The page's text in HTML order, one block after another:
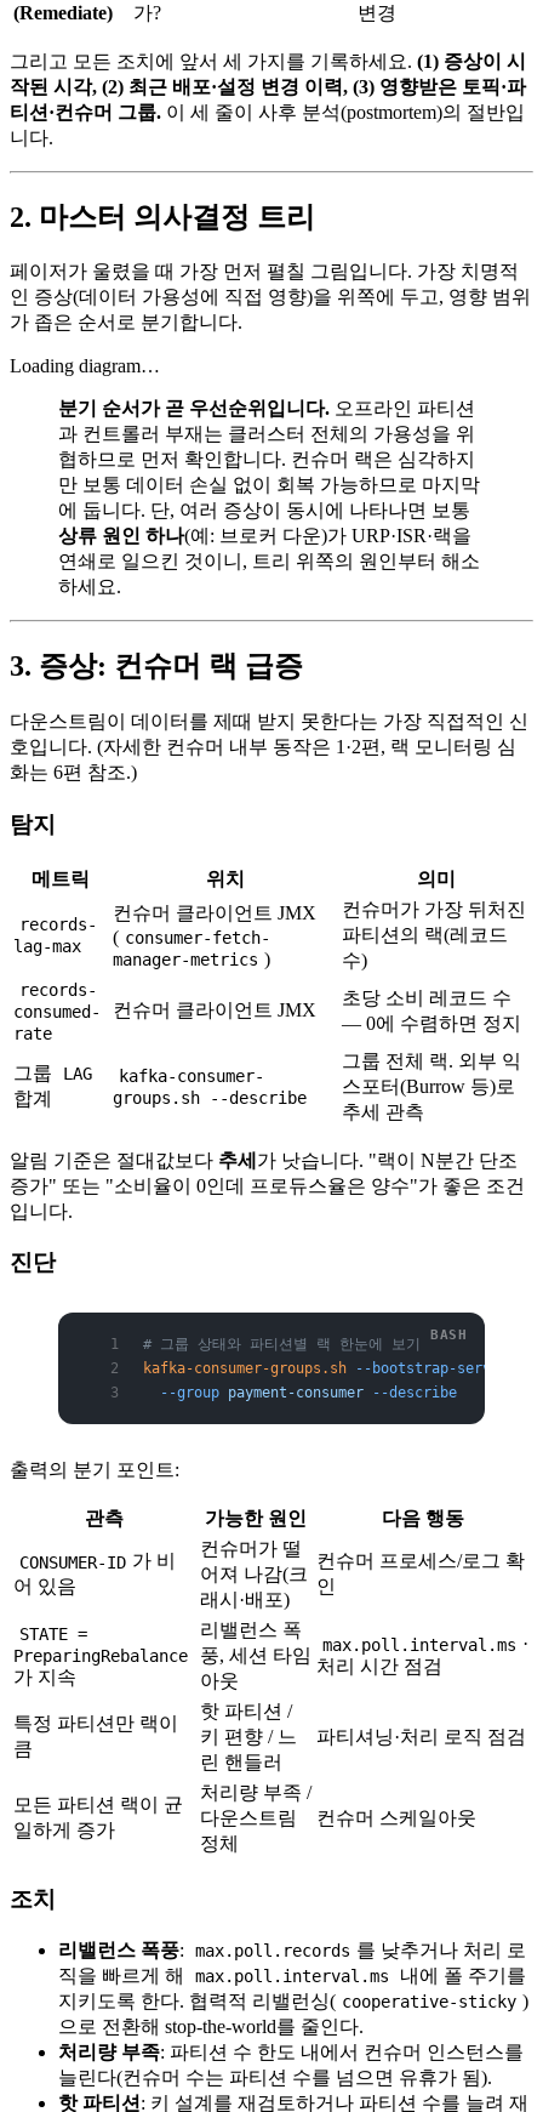
(Remediate)
가?
변경
그리고 모든 조치에 앞서 세 가지를 기록하세요. (1) 증상이 시
작된 시각, (2) 최근 배포·설정 변경 이력, (3) 영향받은 토픽·파
티션·컨슈머 그룹. 이 세 줄이 사후 분석(postmortem)의 절반입
니다.
2. 마스터 의사결정 트리
페이저가 울렸을 때 가장 먼저 펼칠 그림입니다. 가장 치명적
인 증상(데이터 가용성에 직접 영향)을 위쪽에 두고, 영향 범위
가 좁은 순서로 분기합니다.
Loading diagram…
분기 순서가 곧 우선순위입니다. 오프라인 파티션
과 컨트롤러 부재는 클러스터 전체의 가용성을 위
협하므로 먼저 확인합니다. 컨슈머 랙은 심각하지
만 보통 데이터 손실 없이 회복 가능하므로 마지막
에 둡니다. 단, 여러 증상이 동시에 나타나면 보통
상류 원인 하나(예: 브로커 다운)가 URP·ISR·랙을
연쇄로 일으킨 것이니, 트리 위쪽의 원인부터 해소
하세요.
3. 증상: 컨슈머 랙 급증
다운스트림이 데이터를 제때 받지 못한다는 가장 직접적인 신
호입니다. (자세한 컨슈머 내부 동작은 1·2편, 랙 모니터링 심
화는 6편 참조.)
탐지
메트릭 위치 의미
records-
lag-max
컨슈머 클라이언트 JMX
( consumer-fetch-
manager-metrics )
컨슈머가 가장 뒤처진
파티션의 랙(레코드
수)
records-
consumed-
rate
컨슈머 클라이언트 JMX
초당 소비 레코드 수
— 0에 수렴하면 정지
그룹 LAG
합계
kafka-consumer-
groups.sh --describe
그룹 전체 랙. 외부 익
스포터(Burrow 등)로
추세 관측
알림 기준은 절대값보다 추세 가 낫습니다. "랙이 N분간 단조
증가" 또는 "소비율이 0인데 프로듀스율은 양수"가 좋은 조건
입니다.
진단
# 그룹 상태와 파티션별 랙 한눈에 보기
kafka-consumer-groups.sh --bootstrap-server
  --group
payment-consumer --describe
출력의 분기 포인트:
관측 가능한 원인 다음 행동
CONSUMER-ID 가 비
어 있음
컨슈머가 떨
어져 나감(크
래시·배포)
컨슈머 프로세스/로그 확
인
STATE =
PreparingRebalance
가 지속
리밸런스 폭
풍, 세션 타임
아웃
max.poll.interval.ms ·
처리 시간 점검
특정 파티션만 랙이
큼
핫 파티션 /
키 편향 / 느
린 핸들러
파티셔닝·처리 로직 점검
모든 파티션 랙이 균
일하게 증가
처리량 부족 /
다운스트림
정체
컨슈머 스케일아웃
조치
리밸런스 폭풍: max.poll.records 를 낮추거나 처리 로
직을 빠르게 해
max.poll.interval.ms
내에 폴 주기를
지키도록 한다. 협력적 리밸런싱( cooperative-sticky )
으로 전환해 stop-the-world를 줄인다.
처리량 부족: 파티션 수 한도 내에서 컨슈머 인스턴스를
늘린다(컨슈머 수는 파티션 수를 넘으면 유휴가 됨).
핫 파티션 : 키 설계를 재검토하거나 파티션 수를 늘려 재